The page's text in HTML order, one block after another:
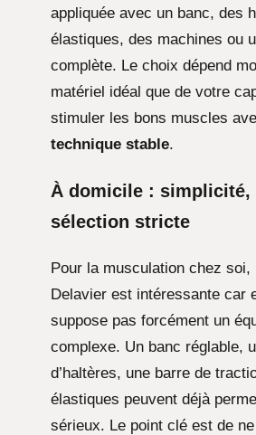
appliquée avec un banc, des
élastiques, des machines ou
complète. Le choix dépend
matériel idéal que de votre
stimuler les bons muscles
technique stable.
À domicile : simplicité,
sélection stricte
Pour la musculation chez soi,
Delavier est intéressante car
suppose pas forcément un
complexe. Un banc réglable,
d’haltères, une barre de
élastiques peuvent déjà
sérieux. Le point clé est de